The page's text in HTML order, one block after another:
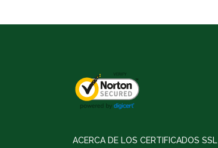
ACERCA DE LOS CERTIFICADOS SSL